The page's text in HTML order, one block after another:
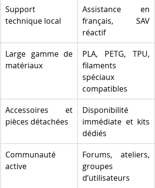
Support
technique local
Assistance en
français, SAV
réactif
Large gamme de
matériaux
PLA, PETG, TPU,
filaments
spéciaux
compatibles
Accessoires et
pièces détachées
Disponibilité
immédiate et kits
dédiés
Communauté
active
Forums, ateliers,
groupes
d’utilisateurs